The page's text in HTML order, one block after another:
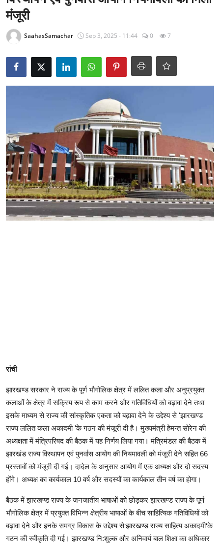
राजनीति
खेल
Epaper
धर्म
मंजूरी
SaahasSamachar Sep 3, 2025 - 11:44 0 7
रांची
झारखण्ड सरकार ने राज्य के पूर्ण भौगोलिक क्षेत्र में ललित कला और अनुप्रयुक्त
कलाओं के क्षेत्र में सक्रिय रूप से काम करने और गतिविधियों को बढ़ावा देने तथा
इसके माध्यम से राज्य की सांस्कृतिक एकता को बढ़ावा देने के उद्देश्य से 'झारखण्ड
राज्य ललित कला अकादमी 'के गठन की मंजूरी दी है। मुख्यमंत्री हेमन्त सोरेन की
अध्यक्षता में मंत्रिपरिषद की बैठक में यह निर्णय लिया गया। मंत्रिमंडल की बैठक में
झारखंड राज्य विस्थापन एवं पुनर्वास आयोग की नियमावली को मंजूरी देने सहित 66
प्रस्तावों को मंजूरी दी गई। दादेल के अनुसार आयोग में एक अध्यक्ष और दो सदस्य
होंगे। अध्यक्ष का कार्यकाल 10 वर्ष और सदस्यों का कार्यकाल तीन वर्ष का होगा।
बैठक में झारखण्ड राज्य के जनजातीय भाषाओं को छोड़कर झारखण्ड राज्य के पूर्ण
भौगोलिक क्षेत्र में प्रयुक्त विभिन्न क्षेत्रीय भाषाओं के बीच साहित्यिक गतिविधियों को
बढ़ावा देने और इनके समग्र विकास के उद्देश्य से‘झारखण्ड राज्य साहित्य अकादमी‘के
गठन की स्वीकृति दी गई। झारखण्ड नि:शुल्क और अनिवार्य बाल शिक्षा का अधिकार